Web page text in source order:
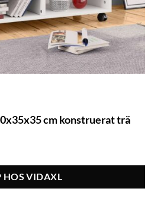
cm konstruerat trä
HOS VIDAXL